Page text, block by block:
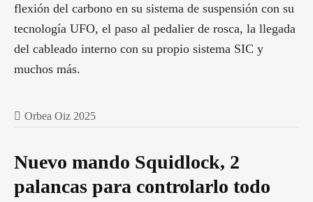
flexión del carbono en su sistema de suspensión con su
tecnología UFO, el paso al pedalier de rosca, la llegada
del cableado interno con su propio sistema SIC y
muchos más.
Orbea Oiz 2025
Nuevo mando Squidlock, 2
palancas para controlarlo todo